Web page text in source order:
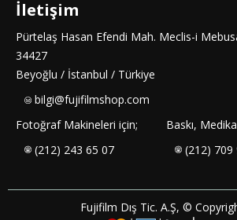
İletişim
Pürtelaş Hasan Efendi Mah. Meclis-i
34427
Beyoğlu / İstanbul / Türkiye
bilgi@fujifilmshop.com
Fotoğraf Makineleri için;
(212) 243 65 07
Baskı,
(212) 709
Fujifilm Dış Tic. A.Ş, ©